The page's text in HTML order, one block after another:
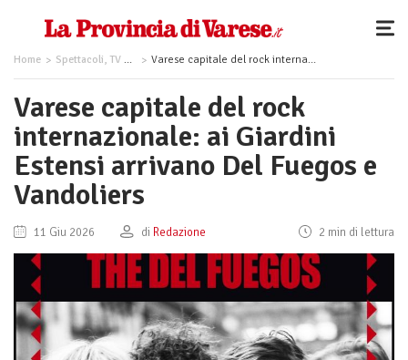
Home Spettacoli, TV e Musica Varese capitale del rock internazionale: ai Giardini Estensi arrivano Del Fuegos e Vandoliers
Varese capitale del rock
internazionale: ai Giardini
Estensi arrivano Del Fuegos e
Vandoliers
11 Giu 2026 di Redazione 2 min di lettura